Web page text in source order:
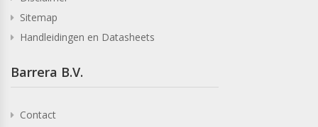
Sitemap
Handleidingen en Datasheets
Barrera B.V.
Contact